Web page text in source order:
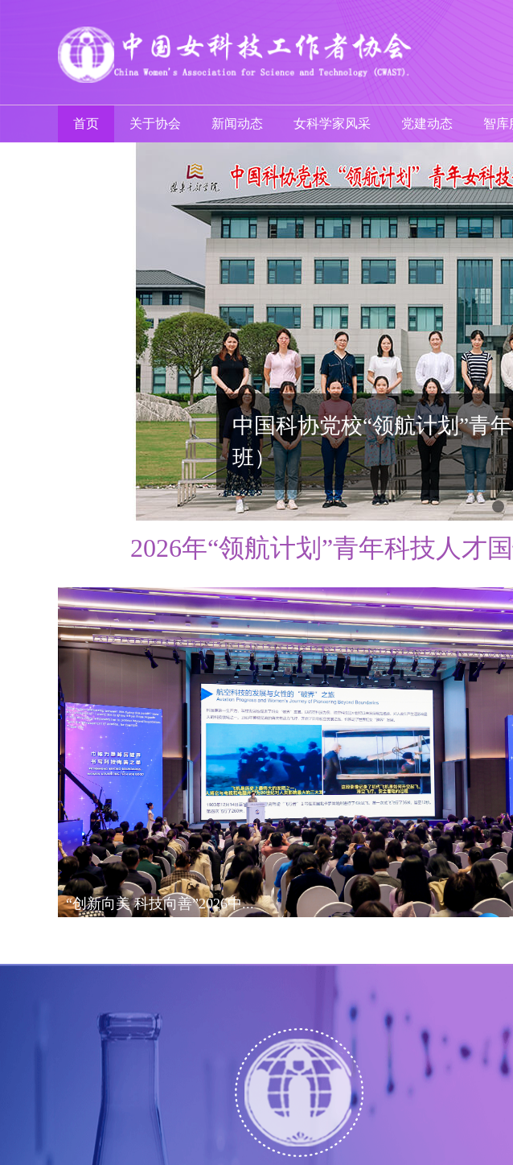
首页 关于协会 新闻动态 女科学家风采 党建动态 智库
2022年中日韩女科学家论坛
9月2日，以“科技女性·共创未来”为主题的2022年中日韩
1
2026年“领航计划”青年科技人才
“创新向美 科技向善”​2026中...